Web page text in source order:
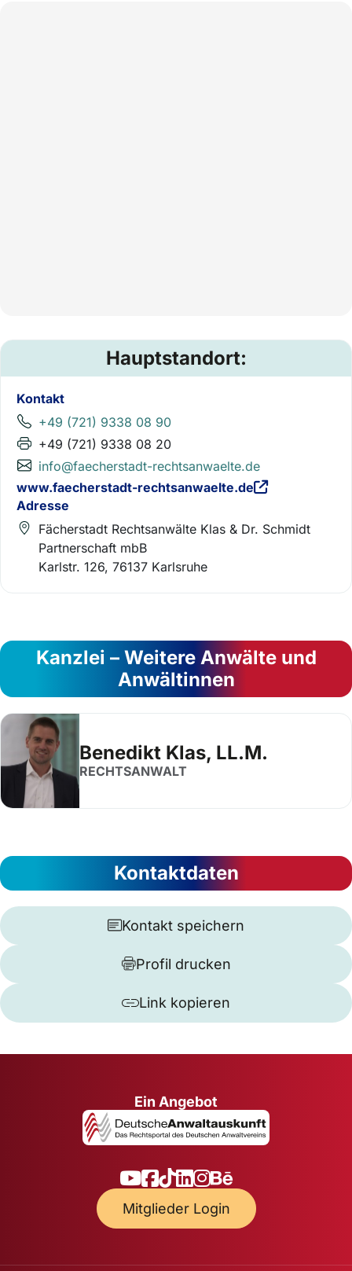
Hauptstandort:
Kontakt
+49 (721) 9338 08 90
+49 (721) 9338 08 20
info@faecherstadt-rechtsanwaelte.de
www.faecherstadt-rechtsanwaelte.de
Adresse
Fächerstadt Rechtsanwälte Klas & Dr. Schmidt
Partnerschaft mbB
Karlstr. 126, 76137 Karlsruhe
Kanzlei – Weitere Anwälte und
Anwältinnen
Benedikt Klas, LL.M.
RECHTSANWALT
Kontaktdaten
Kontakt speichern
Profil drucken
Link kopieren
Ein Angebot
Mitglieder Login